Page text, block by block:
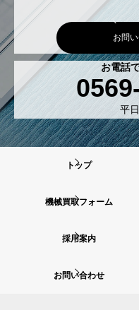
お問
お電話
平
トップ
機械買取フォーム
採用案内
お問い合わせ